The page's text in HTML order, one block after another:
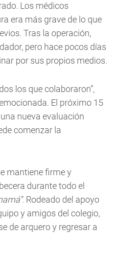
Los médicos
era más grave de lo que
Tras la operación,
pero hace pocos días
por sus propios medios.
los que colaboraron”,
El próximo 15
nueva evaluación
comenzar la
mantiene firme y
durante todo el
. Rodeado del apoyo
y amigos del colegio,
de arquero y regresar a